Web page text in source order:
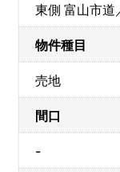
東側 富山市道
物件種目
売地
間口
-